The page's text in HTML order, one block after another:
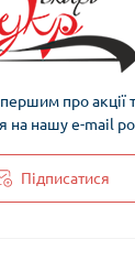
про акції
на нашу e-mail
Підписатися